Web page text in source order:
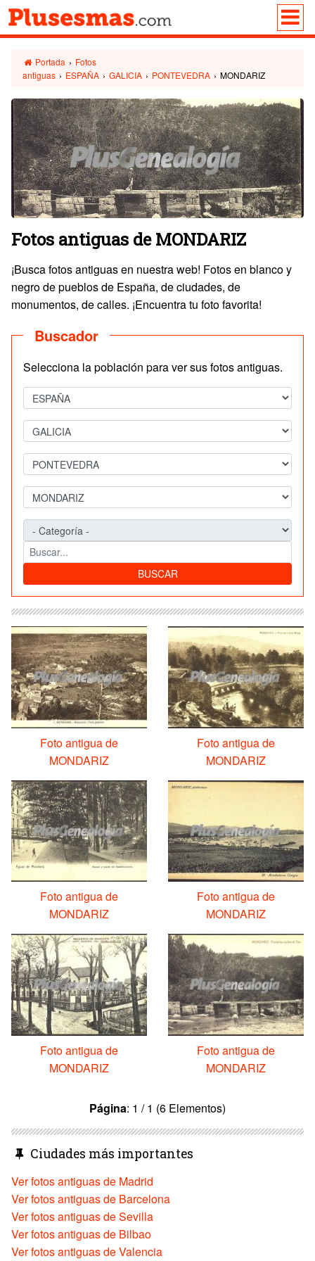
Portada › Fotos
antiguas › ESPAÑA › GALICIA › PONTEVEDRA › MONDARIZ
Fotos antiguas de MONDARIZ
¡Busca fotos antiguas en nuestra web! Fotos en blanco y
negro de pueblos de España, de ciudades, de
monumentos, de calles. ¡Encuentra tu foto favorita!
Buscador
Selecciona la población para ver sus fotos antiguas.
BUSCAR
Foto antigua de
MONDARIZ
Foto antigua de
MONDARIZ
Foto antigua de
MONDARIZ
Foto antigua de
MONDARIZ
Foto antigua de
MONDARIZ
Foto antigua de
MONDARIZ
Página: 1 / 1 (6 Elementos)
Ciudades más importantes
Ver fotos antiguas de Madrid
Ver fotos antiguas de Barcelona
Ver fotos antiguas de Sevilla
Ver fotos antiguas de Bilbao
Ver fotos antiguas de Valencia